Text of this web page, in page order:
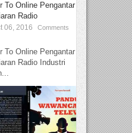
To Online Pengantar
Radio
06, 2016
Comments
To Online Pengantar
Radio Industri